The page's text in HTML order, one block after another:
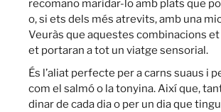
recomano maridar-lo amb plats que
o, si ets dels més atrevits, amb una
Veuràs que aquestes combinacions
et portaran a tot un viatge sensorial.
És l’aliat perfecte per a carns suaus i
com el salmó o la tonyina. Així que,
dinar de cada dia o per un dia que